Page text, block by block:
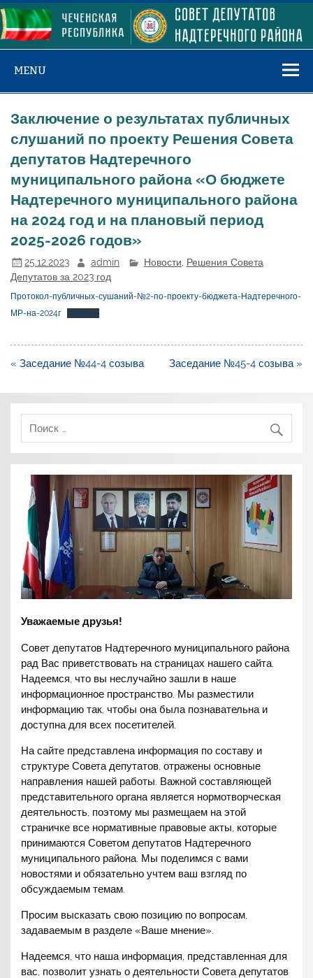
Skip
to
content
MENU
Заключение о результатах публичных
слушаний по проекту Решения Совета
депутатов Надтеречного
муниципального района «О бюджете
Надтеречного муниципального района
на 2024 год и на плановый период
2025-2026 годов»
25.12.2023 admin Новости Решения Совета
Депутатов за 2023 год
Протокол-публичных-сушаний-№2-по-проекту-бюджета-Надтеречного-
МР-на-2024г
Скачать
Навигация
записям
« Заседание №44-4 созыва Заседание №45-4 созыва »
Уважаемые друзья!
Совет депутатов Надтеречного муниципального района
рад Вас приветствовать на страницах нашего сайта.
Надеемся, что вы неслучайно зашли в наше
информационное пространство. Мы разместили
информацию так, чтобы она была познавательна и
доступна для всех посетителей.
На сайте представлена информация по составу и
структуре Совета депутатов, отражены основные
направления нашей работы. Важной составляющей
представительного органа является нормотворческая
деятельность, поэтому мы размещаем на этой
страничке все нормативные правовые акты, которые
принимаются Советом депутатов Надтеречного
муниципального района. Мы поделимся с вами
новостями и обязательно учтем ваш взгляд по
обсуждаемым темам.
Просим высказать свою позицию по вопросам,
задаваемым в разделе «Ваше мнение».
Надеемся, что наша информация, представленная для
вас, позволит узнать о деятельности Совета депутатов